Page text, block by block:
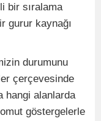
bir sıralama
gurur kaynağı
durumunu
çerçevesinde
hangi alanlarda
göstergelerle